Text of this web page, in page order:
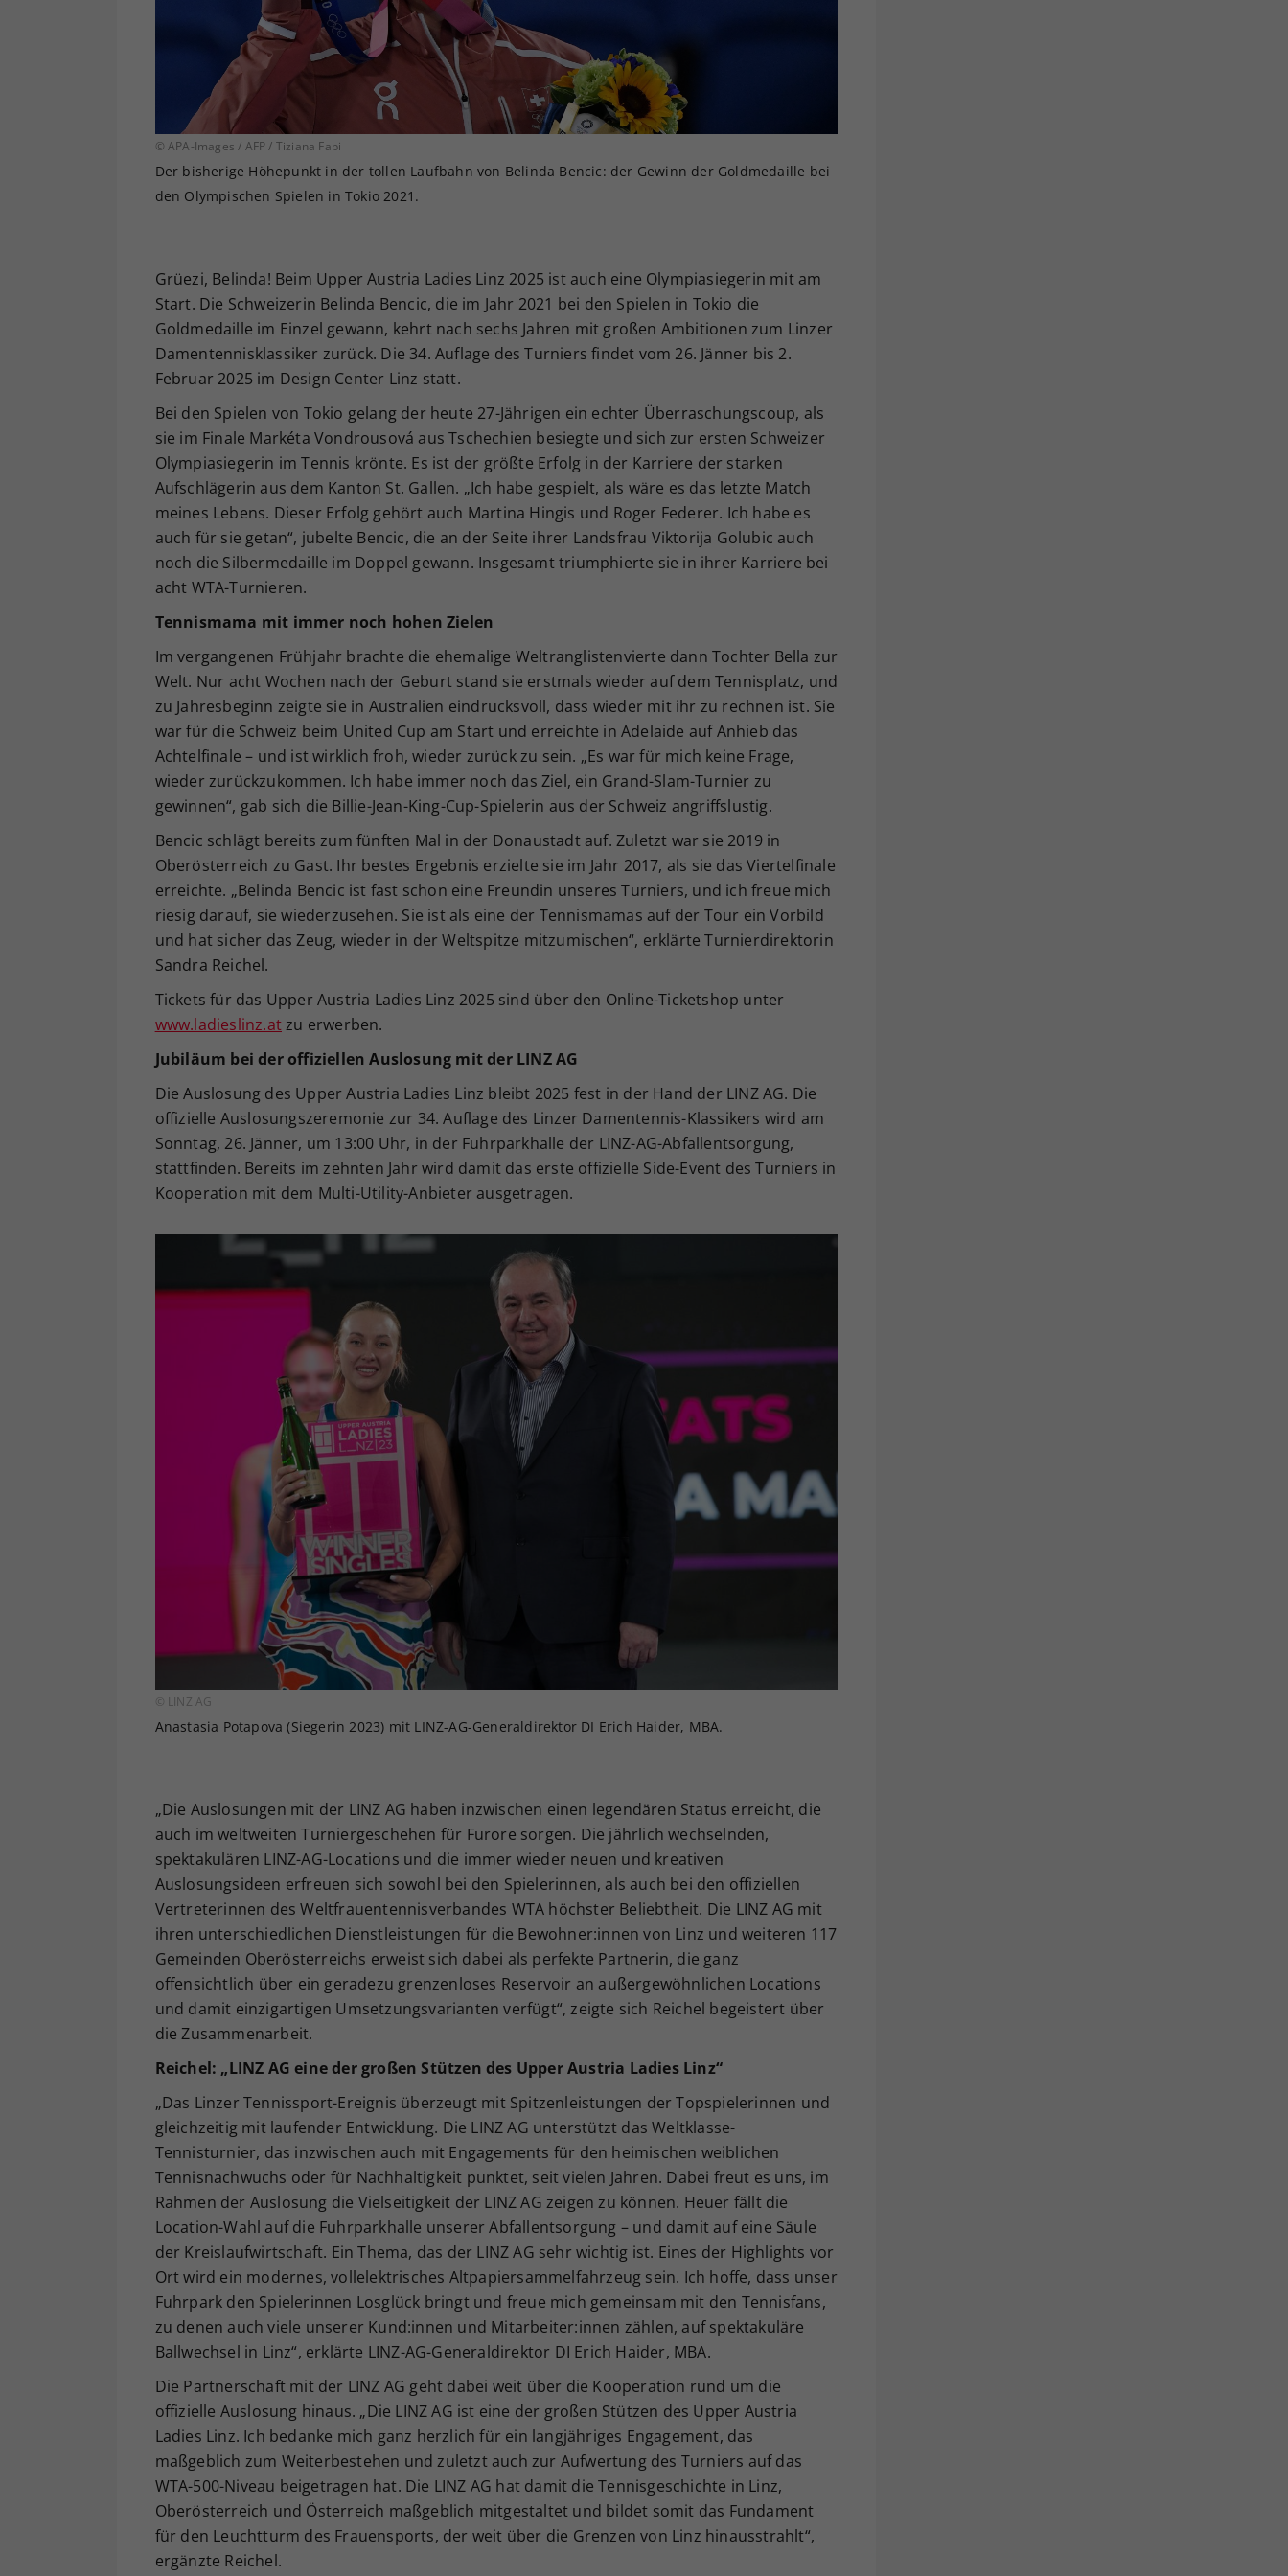
© APA-Images / AFP / Tiziana Fabi
Der bisherige Höhepunkt in der tollen Laufbahn von Belinda Bencic: der Gewinn der Goldmedaille bei
den Olympischen Spielen in Tokio 2021.
Grüezi, Belinda! Beim Upper Austria Ladies Linz 2025 ist auch eine Olympiasiegerin mit am
Start. Die Schweizerin Belinda Bencic, die im Jahr 2021 bei den Spielen in Tokio die
Goldmedaille im Einzel gewann, kehrt nach sechs Jahren mit großen Ambitionen zum Linzer
Damentennisklassiker zurück. Die 34. Auflage des Turniers findet vom 26. Jänner bis 2.
Februar 2025 im Design Center Linz statt.
Bei den Spielen von Tokio gelang der heute 27-Jährigen ein echter Überraschungscoup, als
sie im Finale Markéta Vondrousová aus Tschechien besiegte und sich zur ersten Schweizer
Olympiasiegerin im Tennis krönte. Es ist der größte Erfolg in der Karriere der starken
Aufschlägerin aus dem Kanton St. Gallen. „Ich habe gespielt, als wäre es das letzte Match
meines Lebens. Dieser Erfolg gehört auch Martina Hingis und Roger Federer. Ich habe es
auch für sie getan“, jubelte Bencic, die an der Seite ihrer Landsfrau Viktorija Golubic auch
noch die Silbermedaille im Doppel gewann. Insgesamt triumphierte sie in ihrer Karriere bei
acht WTA-Turnieren.
Tennismama mit immer noch hohen Zielen
Im vergangenen Frühjahr brachte die ehemalige Weltranglistenvierte dann Tochter Bella zur
Welt. Nur acht Wochen nach der Geburt stand sie erstmals wieder auf dem Tennisplatz, und
zu Jahresbeginn zeigte sie in Australien eindrucksvoll, dass wieder mit ihr zu rechnen ist. Sie
war für die Schweiz beim United Cup am Start und erreichte in Adelaide auf Anhieb das
Achtelfinale – und ist wirklich froh, wieder zurück zu sein. „Es war für mich keine Frage,
wieder zurückzukommen. Ich habe immer noch das Ziel, ein Grand-Slam-Turnier zu
gewinnen“, gab sich die Billie-Jean-King-Cup-Spielerin aus der Schweiz angriffslustig.
Bencic schlägt bereits zum fünften Mal in der Donaustadt auf. Zuletzt war sie 2019 in
Oberösterreich zu Gast. Ihr bestes Ergebnis erzielte sie im Jahr 2017, als sie das Viertelfinale
erreichte. „Belinda Bencic ist fast schon eine Freundin unseres Turniers, und ich freue mich
riesig darauf, sie wiederzusehen. Sie ist als eine der Tennismamas auf der Tour ein Vorbild
und hat sicher das Zeug, wieder in der Weltspitze mitzumischen“, erklärte Turnierdirektorin
Sandra Reichel.
Tickets für das Upper Austria Ladies Linz 2025 sind über den Online-Ticketshop unter
www.ladieslinz.atzu erwerben.
Jubiläum bei der offiziellen Auslosung mit der LINZ AG
Die Auslosung des Upper Austria Ladies Linz bleibt 2025 fest in der Hand der LINZ AG. Die
offizielle Auslosungszeremonie zur 34. Auflage des Linzer Damentennis-Klassikers wird am
Sonntag, 26. Jänner, um 13:00 Uhr, in der Fuhrparkhalle der LINZ-AG-Abfallentsorgung,
stattfinden. Bereits im zehnten Jahr wird damit das erste offizielle Side-Event des Turniers in
Kooperation mit dem Multi-Utility-Anbieter ausgetragen.
© LINZ AG
Anastasia Potapova (Siegerin 2023) mit LINZ-AG-Generaldirektor DI Erich Haider, MBA.
„Die Auslosungen mit der LINZ AG haben inzwischen einen legendären Status erreicht, die
auch im weltweiten Turniergeschehen für Furore sorgen. Die jährlich wechselnden,
spektakulären LINZ-AG-Locations und die immer wieder neuen und kreativen
Auslosungsideen erfreuen sich sowohl bei den Spielerinnen, als auch bei den offiziellen
Vertreterinnen des Weltfrauentennisverbandes WTA höchster Beliebtheit. Die LINZ AG mit
ihren unterschiedlichen Dienstleistungen für die Bewohner:innen von Linz und weiteren 117
Gemeinden Oberösterreichs erweist sich dabei als perfekte Partnerin, die ganz
offensichtlich über ein geradezu grenzenloses Reservoir an außergewöhnlichen Locations
und damit einzigartigen Umsetzungsvarianten verfügt“, zeigte sich Reichel begeistert über
die Zusammenarbeit.
Reichel: „LINZ AG eine der großen Stützen des Upper Austria Ladies Linz“
„Das Linzer Tennissport-Ereignis überzeugt mit Spitzenleistungen der Topspielerinnen und
gleichzeitig mit laufender Entwicklung. Die LINZ AG unterstützt das Weltklasse-
Tennisturnier, das inzwischen auch mit Engagements für den heimischen weiblichen
Tennisnachwuchs oder für Nachhaltigkeit punktet, seit vielen Jahren. Dabei freut es uns, im
Rahmen der Auslosung die Vielseitigkeit der LINZ AG zeigen zu können. Heuer fällt die
Location-Wahl auf die Fuhrparkhalle unserer Abfallentsorgung – und damit auf eine Säule
der Kreislaufwirtschaft. Ein Thema, das der LINZ AG sehr wichtig ist. Eines der Highlights vor
Ort wird ein modernes, vollelektrisches Altpapiersammelfahrzeug sein. Ich hoffe, dass unser
Fuhrpark den Spielerinnen Losglück bringt und freue mich gemeinsam mit den Tennisfans,
zu denen auch viele unserer Kund:innen und Mitarbeiter:innen zählen, auf spektakuläre
Ballwechsel in Linz“, erklärte LINZ-AG-Generaldirektor DI Erich Haider, MBA.
Die Partnerschaft mit der LINZ AG geht dabei weit über die Kooperation rund um die
offizielle Auslosung hinaus. „Die LINZ AG ist eine der großen Stützen des Upper Austria
Ladies Linz. Ich bedanke mich ganz herzlich für ein langjähriges Engagement, das
maßgeblich zum Weiterbestehen und zuletzt auch zur Aufwertung des Turniers auf das
WTA-500-Niveau beigetragen hat. Die LINZ AG hat damit die Tennisgeschichte in Linz,
Oberösterreich und Österreich maßgeblich mitgestaltet und bildet somit das Fundament
für den Leuchtturm des Frauensports, der weit über die Grenzen von Linz hinausstrahlt“,
ergänzte Reichel.
Webseiten-Betreiber dies eingestellt hat.